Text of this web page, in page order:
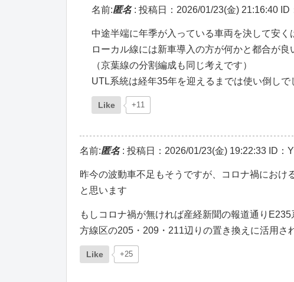
名前:匿名: 投稿日：2026/01/23(金) 21:16:40
中途半端に年季が入っている車両を決して安
ローカル線には新車導入の方が何かと都合が良
（京葉線の分割編成も同じ考えです）
UTL系統は経年35年を迎えるまでは使い倒しで
Like +11
名前:匿名: 投稿日：2026/01/23(金) 19:22:33 ID：
昨今の波動車不足もそうですが、コロナ禍にお
と思います
もしコロナ禍が無ければ産経新聞の報道通り
方線区の205・209・211辺りの置き換えに活用さ
Like +25